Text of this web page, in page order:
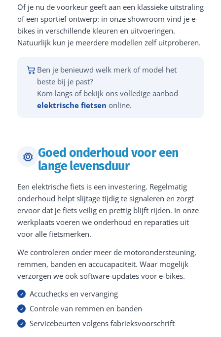
Of je nu de voorkeur geeft aan een klassieke uitstraling
of een sportief ontwerp: in onze showroom vind je e-
bikes in verschillende kleuren en uitvoeringen.
Natuurlijk kun je meerdere modellen zelf uitproberen.
Ben je benieuwd welk merk of model het
beste bij je past?
Kom langs of bekijk ons volledige aanbod
elektrische fietsen online.
Goed onderhoud voor een
lange levensduur
Een elektrische fiets is een investering. Regelmatig
onderhoud helpt slijtage tijdig te signaleren en zorgt
ervoor dat je fiets veilig en prettig blijft rijden. In onze
werkplaats voeren we onderhoud en reparaties uit
voor alle fietsmerken.
We controleren onder meer de motorondersteuning,
remmen, banden en accucapaciteit. Waar mogelijk
verzorgen we ook software-updates voor e-bikes.
Accuchecks en vervanging
Controle van remmen en banden
Servicebeurten volgens fabrieksvoorschrift